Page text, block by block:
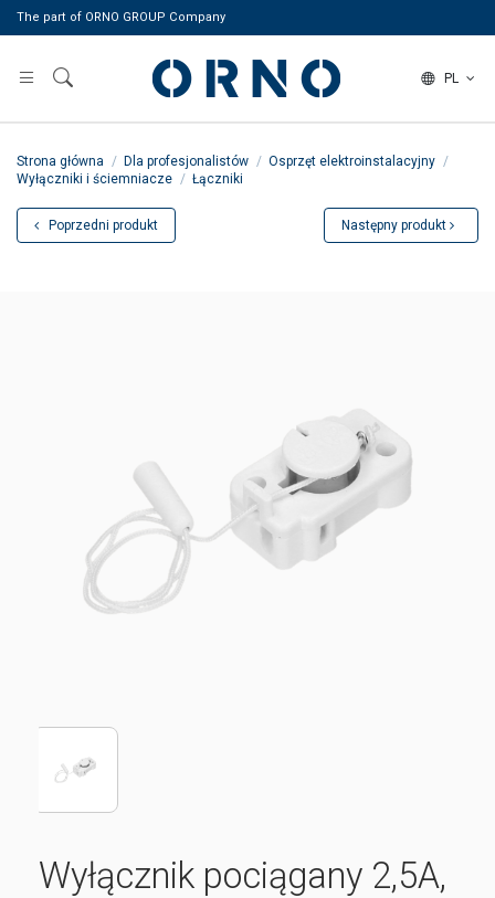
The part of ORNO GROUP Company
PL
Strona główna Dla profesjonalistów
Osprzęt elektroinstalacyjny
Wyłączniki i ściemniacze
Łączniki
Poprzedni produkt Następny produkt
Wyłącznik pociągany 2,5A,